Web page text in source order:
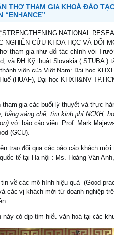
THƠ THAM GIA KHOÁ ĐÀO
“ENHANCE”
NATIONAL
NGHIÊN CỨU KHOA HỌC VÀ ĐỔI
tham gia như đối tác chính với
và ĐH Kỹ thuật Slovakia ( STUBA )
viên của Việt Nam: Đại học
(HUAF), Đại học KHXH&NV
tham gia các buổi lý thuyết và thực
bằng sáng chế, tìm kinh phí NCKH,
với báo cáo viên: Prof. Mark
(GCU).
trao đổi qua các báo cáo khách
tế tại Hà nội : Ms. Hoàng Vân
về các mô hình hiệu quả (Good
các vị khách mời từ doanh nghiệp
có dịp tìm hiểu văn hoá tại các